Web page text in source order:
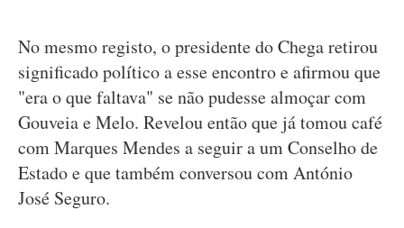
No mesmo registo, o presidente do Chega retirou
significado político a esse encontro e afirmou que
"era o que faltava" se não pudesse almoçar com
Gouveia e Melo. Revelou então que já tomou café
com Marques Mendes a seguir a um Conselho de
Estado e que também conversou com António
José Seguro.